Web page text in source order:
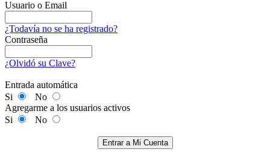
Usuario o Email
¿Todavía no se ha registrado?
Contraseña
¿Olvidó su Clave?
Entrada automática
Si
No
Agregarme a los usuarios activos
Si
No
Entrar a Mi Cuenta